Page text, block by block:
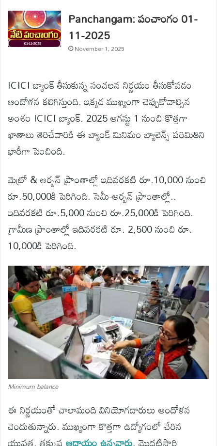
Panchangam: పంచాంగం 01-
11-2025
November 1, 2025
ICICI బ్యాంక్ తీసుకున్న సంచలన నిర్ణయం తీసుకోవడం
ఆందోళన కలిగిస్తుంది. ఇక్కడ ముఖ్యంగా చెప్పుకోవాల్సిన
అంశం ICICI బ్యాంక్. 2025 ఆగస్టు 1 నుంచి కొత్తగా
ఖాతాలు తెరిచేవారికి ఈ బ్యాంక్ మినిమం బ్యాలెన్స్ పరిమితిని
భారీగా పెంచింది.
మెట్రో & అర్బన్ ప్రాంతాల్లో ఇదివరకటి రూ.10,000 నుంచి
రూ.50,000కి పెరిగింది. సెమీ-అర్బన్ ప్రాంతాల్లో..
ఇదివరకటి రూ.5,000 నుంచి రూ.25,000కి పెరిగింది.
గ్రామీణ ప్రాంతాల్లో ఇదివరకటి రూ. 2,500 నుంచి రూ.
10,000కి పెరిగింది.
Minimum balance
ఈ నిర్ణయంతో చాలామంది వినియోగదారులు ఆందోళన
చెందుతున్నారు. ముఖ్యంగా కొత్తగా ఉద్యోగంలో చేరిన